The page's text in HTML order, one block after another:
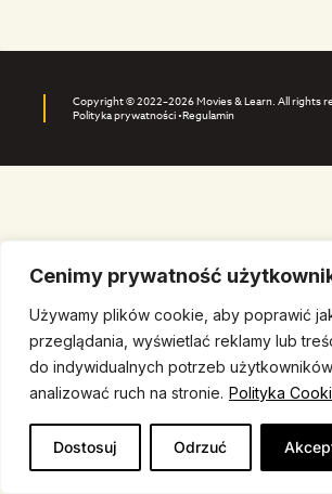
Cenimy prywatność
Używamy plików cookie, aby poprawić
przeglądania, wyświetlać reklamy lub
do indywidualnych potrzeb
analizować ruch na stronie. Polityka
Dostosuj Odrzuć
Copyright © 2022–2026 Movies & Learn. All rights
Polityka prywatności •Regulamin